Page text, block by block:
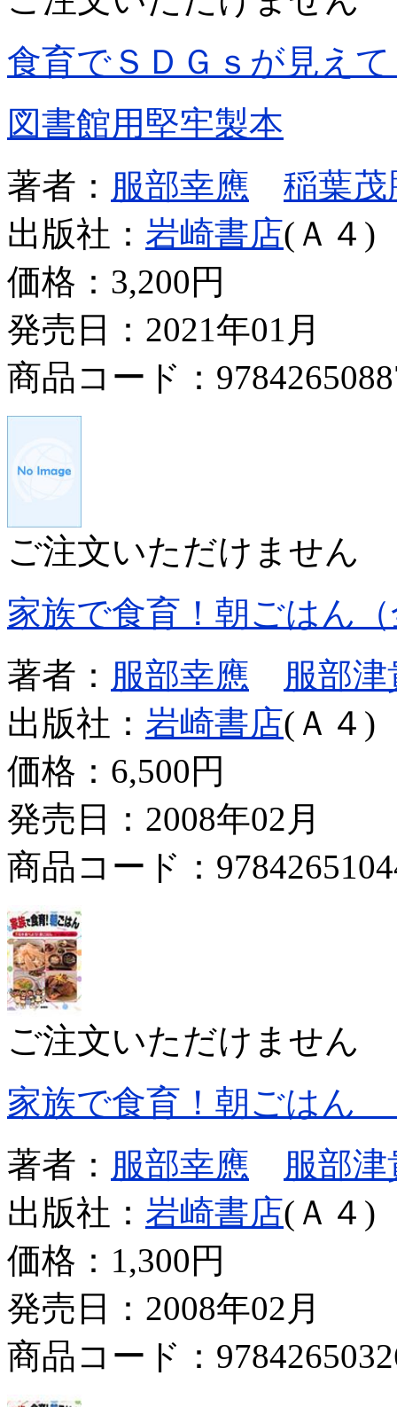
食育でＳＤＧｓが見え
図書館用堅牢製本
著者： 服部幸應
稲葉茂
出版社： 岩崎書店(Ａ４)
価格： 3,200円
発売日：2021年01月
商品コード：
ご注文いただけません
家族で食育！朝ごはん
著者： 服部幸應
服部
出版社： 岩崎書店(Ａ４)
価格： 6,500円
発売日：2008年02月
商品コード：
ご注文いただけません
家族で食育！朝ごはん
著者： 服部幸應
服部
出版社： 岩崎書店(Ａ４)
価格： 1,300円
発売日：2008年02月
商品コード：